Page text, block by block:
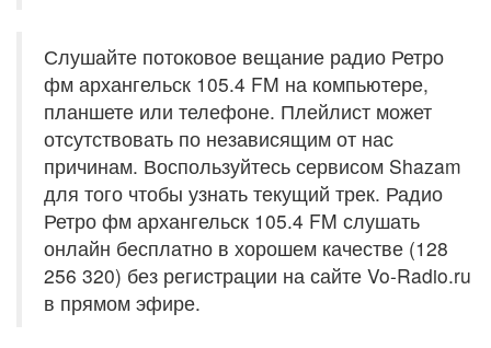
Слушайте потоковое вещание радио Ретро
фм архангельск 105.4 FM на компьютере,
планшете или телефоне. Плейлист может
отсутствовать по независящим от нас
причинам. Воспользуйтесь сервисом Shazam
для того чтобы узнать текущий трек. Радио
Ретро фм архангельск 105.4 FM слушать
онлайн бесплатно в хорошем качестве (128
256 320) без регистрации на сайте Vo-Radio.ru
в прямом эфире.